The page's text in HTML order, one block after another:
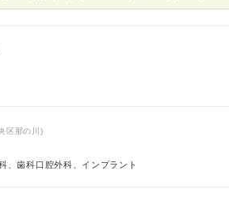
区那の川)
、歯科口腔外科、インプラント